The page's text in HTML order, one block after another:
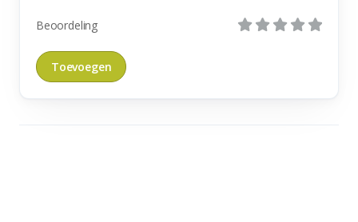
Beoordeling